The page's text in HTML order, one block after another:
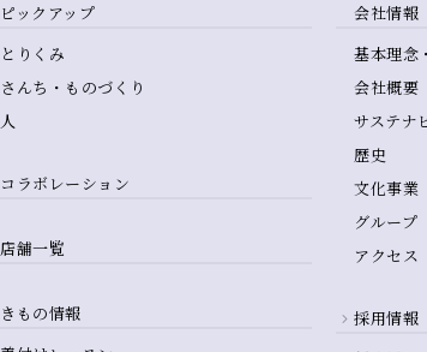
ピックアップ
とりくみ
さんち・ものづくり
人
コラボレーション
店舗一覧
きもの情報
会社情報
基本理念
会社概要
サステナ
歴史
文化事業
グループ
アクセス
採用情報